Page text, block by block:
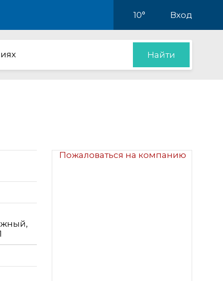
10° Вход
Найти
Пожаловаться на компанию